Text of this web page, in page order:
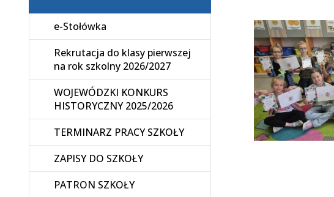
e-Stołówka
Rekrutacja do klasy pierwszej
na rok szkolny 2026/2027
WOJEWÓDZKI KONKURS
HISTORYCZNY 2025/2026
TERMINARZ PRACY SZKOŁY
ZAPISY DO SZKOŁY
PATRON SZKOŁY